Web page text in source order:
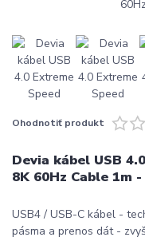
Ohodnotiť produkt
Devia kábel USB
8K 60Hz Cable 1m
USB4 / USB-C kábel -
pásma a prenos dát -